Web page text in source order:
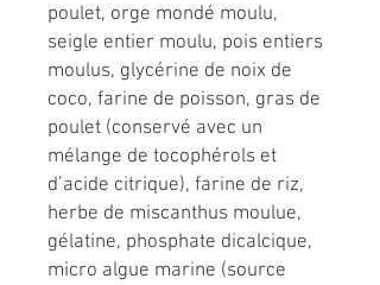
poulet, orge mondé moulu,
seigle entier moulu, pois entiers
moulus, glycérine de noix de
coco, farine de poisson, gras de
poulet (conservé avec un
mélange de tocophérols et
d’acide citrique), farine de riz,
herbe de miscanthus moulue,
gélatine, phosphate dicalcique,
micro algue marine (source